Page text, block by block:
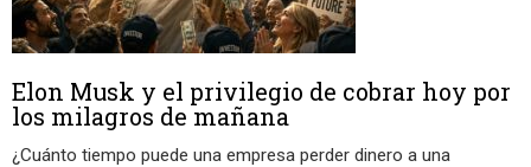
Elon Musk y el privilegio de cobrar hoy por
los milagros de mañana
¿Cuánto tiempo puede una empresa perder dinero a una